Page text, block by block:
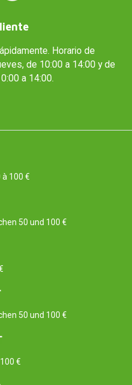
Horario de
de 10:00 a 14:00 y de
a 14:00.
à 100 €
50 und 100 €
50 und 100 €
€